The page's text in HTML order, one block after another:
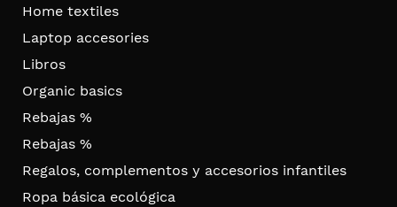
Home textiles
Laptop accesories
Libros
Organic basics
Rebajas %
Rebajas %
Regalos, complementos y accesorios infantiles
Ropa básica ecológica